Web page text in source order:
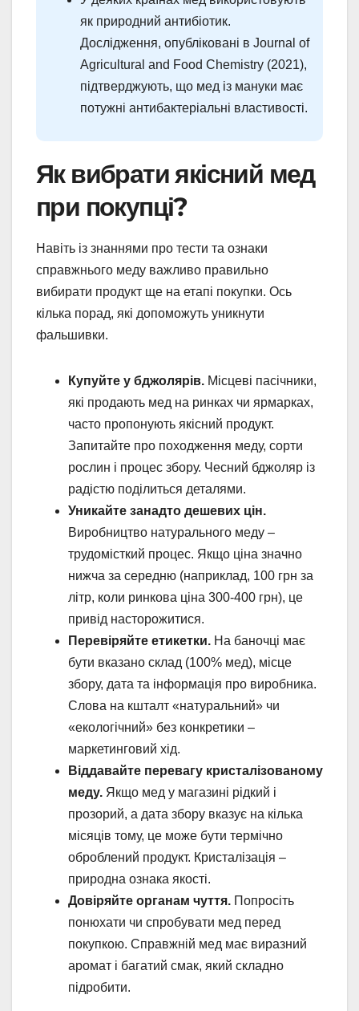
як природний антибіотик.
Дослідження, опубліковані в Journal of
Agricultural and Food Chemistry (2021),
підтверджують, що мед із мануки має
потужні антибактеріальні властивості.
Як вибрати якісний мед
при покупці?
Навіть із знаннями про тести та ознаки
справжнього меду важливо правильно
вибирати продукт ще на етапі покупки. Ось
кілька порад, які допоможуть уникнути
фальшивки.
Купуйте у бджолярів. Місцеві пасічники,
які продають мед на ринках чи ярмарках,
часто пропонують якісний продукт.
Запитайте про походження меду, сорти
рослин і процес збору. Чесний бджоляр із
радістю поділиться деталями.
Уникайте занадто дешевих цін.
Виробництво натурального меду –
трудомісткий процес. Якщо ціна значно
нижча за середню (наприклад, 100 грн за
літр, коли ринкова ціна 300-400 грн), це
привід насторожитися.
Перевіряйте етикетки. На баночці має
бути вказано склад (100% мед), місце
збору, дата та інформація про виробника.
Слова на кшталт «натуральний» чи
«екологічний» без конкретики –
маркетинговий хід.
Віддавайте перевагу кристалізованому
меду. Якщо мед у магазині рідкий і
прозорий, а дата збору вказує на кілька
місяців тому, це може бути термічно
оброблений продукт. Кристалізація –
природна ознака якості.
Довіряйте органам чуття. Попросіть
понюхати чи спробувати мед перед
покупкою. Справжній мед має виразний
аромат і багатий смак, який складно
підробити.